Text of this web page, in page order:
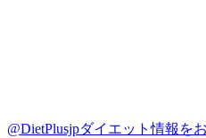
@DietPlusjpダイエット情報を